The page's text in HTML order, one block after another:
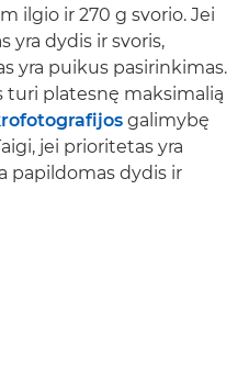
ilgio ir 270 g svorio. Jei
yra dydis ir svoris,
yra puikus pasirinkimas.
turi platesnę maksimalią
galimybę
jei prioritetas yra
papildomas dydis ir